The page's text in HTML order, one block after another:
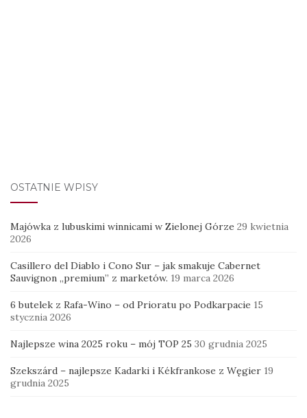
OSTATNIE WPISY
Majówka z lubuskimi winnicami w Zielonej Górze 29 kwietnia
2026
Casillero del Diablo i Cono Sur – jak smakuje Cabernet
Sauvignon „premium” z marketów. 19 marca 2026
6 butelek z Rafa-Wino – od Prioratu po Podkarpacie 15
stycznia 2026
Najlepsze wina 2025 roku – mój TOP 25 30 grudnia 2025
Szekszárd – najlepsze Kadarki i Kékfrankose z Węgier 19
grudnia 2025